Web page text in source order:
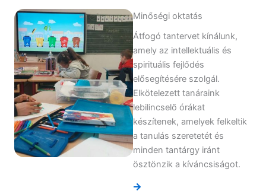
Minőségi oktatás
Átfogó tantervet kínálunk,
amely az intellektuális és
spirituális fejlődés
elősegítésére szolgál.
Elkötelezett tanáraink
lebilincselő órákat
készítenek, amelyek felkeltik
a tanulás szeretetét és
minden tantárgy iránt
ösztönzik a kíváncsiságot.